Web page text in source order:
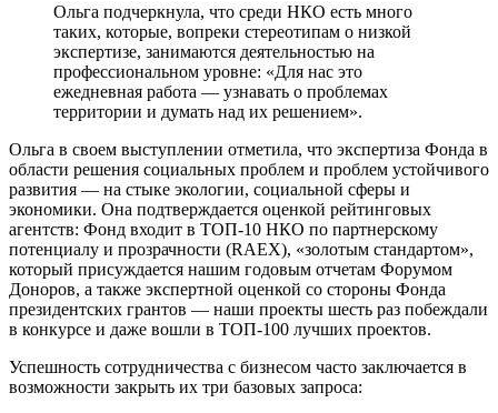
Ольга подчеркнула, что среди НКО есть много
таких, которые, вопреки стереотипам о низкой
экспертизе, занимаются деятельностью на
профессиональном уровне: «Для нас это
ежедневная работа — узнавать о проблемах
территории и думать над их решением».
Ольга в своем выступлении отметила, что экспертиза Фонда в
области решения социальных проблем и проблем устойчивого
развития — на стыке экологии, социальной сферы и
экономики. Она подтверждается оценкой рейтинговых
агентств: Фонд входит в ТОП-10 НКО по партнерскому
потенциалу и прозрачности (RAEX), «золотым стандартом»,
который присуждается нашим годовым отчетам Форумом
Доноров, а также экспертной оценкой со стороны Фонда
президентских грантов — наши проекты шесть раз побеждали
в конкурсе и даже вошли в ТОП-100 лучших проектов.
Успешность сотрудничества с бизнесом часто заключается в
возможности закрыть их три базовых запроса: